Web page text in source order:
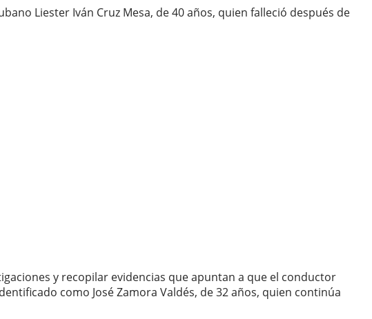
Liester Iván Cruz Mesa, de 40 años, quien falleció después de
y recopilar evidencias que apuntan a que el conductor
como José Zamora Valdés, de 32 años, quien continúa